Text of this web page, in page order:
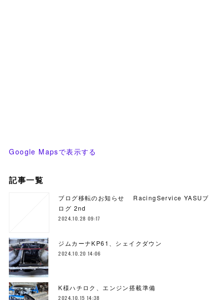
Google Mapsで表示する
記事一覧
ブログ移転のお知らせ RacingService YASUブ
ログ 2nd
2024.10.28 09:17
ジムカーナKP61、シェイクダウン
2024.10.20 14:06
K様ハチロク、エンジン搭載準備
2024.10.15 14:38